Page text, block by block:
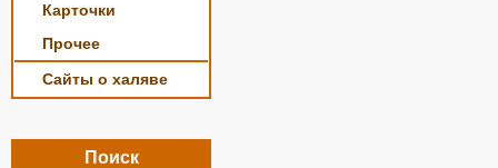
Карточки
Прочее
Сайты о халяве
Поиск